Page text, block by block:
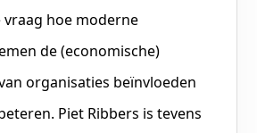
hoe moderne
de (economische)
organisaties beïnvloeden
Piet Ribbers is tevens